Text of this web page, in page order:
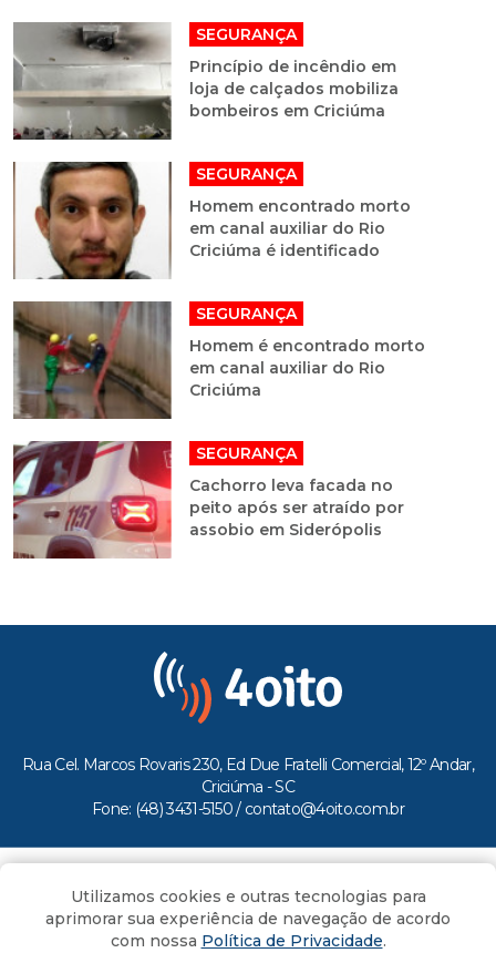
SEGURANÇA
Princípio de incêndio em
loja de calçados mobiliza
bombeiros em Criciúma
SEGURANÇA
Homem encontrado morto
em canal auxiliar do Rio
Criciúma é identificado
SEGURANÇA
Homem é encontrado morto
em canal auxiliar do Rio
Criciúma
SEGURANÇA
Cachorro leva facada no
peito após ser atraído por
assobio em Siderópolis
Rua Cel. Marcos Rovaris 230, Ed Due Fratelli Comercial, 12º Andar,
Criciúma - SC
Fone: (48) 3431-5150 / contato@4oito.com.br
Todos os direitos reservados ao Portal 4oito
Utilizamos cookies e outras tecnologias para
aprimorar sua experiência de navegação de acordo
com nossa Política de Privacidade.